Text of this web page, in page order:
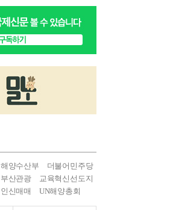
해양수산부
더불어민주당
부산관광
교육혁신선도지
인신매매 UN해양총회